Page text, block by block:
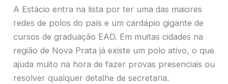
A Estácio entra na lista por ter uma das maiores
redes de polos do país e um cardápio gigante de
cursos de graduação EAD. Em muitas cidades na
região de Nova Prata já existe um polo ativo, o que
ajuda muito na hora de fazer provas presenciais ou
resolver qualquer detalhe de secretaria.